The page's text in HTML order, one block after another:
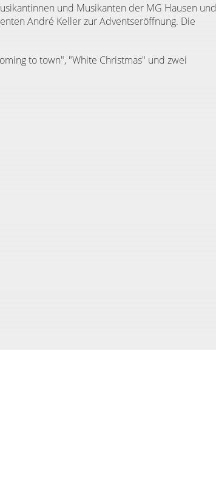
und Musikanten der MG Hausen und
André Keller zur Adventseröffnung. Die
to town", "White Christmas" und zwei